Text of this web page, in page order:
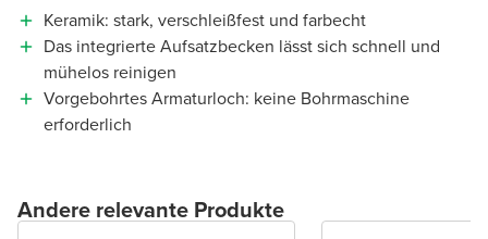
Keramik: stark, verschleißfest und farbecht
Das integrierte Aufsatzbecken lässt sich schnell und
mühelos reinigen
Vorgebohrtes Armaturloch: keine Bohrmaschine
erforderlich
Andere relevante Produkte